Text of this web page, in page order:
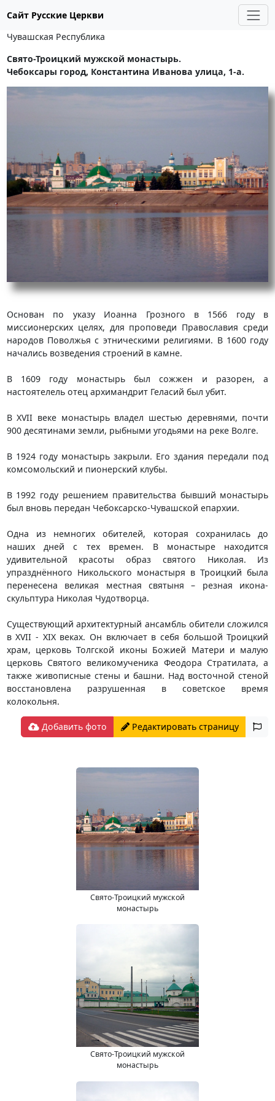
Сайт Русские Церкви
Чувашская Республика
Свято-Троицкий мужской монастырь.
Чебоксары город, Константина Иванова улица, 1-а.
Основан по указу Иоанна Грозного в 1566 году в
миссионерских целях, для проповеди Православия среди
народов Поволжья с этническими религиями. В 1600 году
начались возведения строений в камне.
В 1609 году монастырь был сожжен и разорен, а
настоятелель отец архимандрит Геласий был убит.
В XVII веке монастырь владел шестью деревнями, почти
900 десятинами земли, рыбными угодьями на реке Волге.
В 1924 году монастырь закрыли. Его здания передали под
комсомольский и пионерский клубы.
В 1992 году решением правительства бывший монастырь
был вновь передан Чебоксарско-Чувашской епархии.
Одна из немногих обителей, которая сохранилась до
наших дней с тех времен. В монастыре находится
удивительной красоты образ святого Николая. Из
упразднённого Никольского монастыря в Троицкий была
перенесена великая местная святыня – резная икона-
скульптура Николая Чудотворца.
Существующий архитектурный ансамбль обители сложился
в XVII - XIX веках. Он включает в себя большой Троицкий
храм, церковь Толгской иконы Божией Матери и малую
церковь Святого великомученика Феодора Стратилата, а
также живописные стены и башни. Над восточной стеной
восстановлена разрушенная в советское время
колокольня.
Добавить фото Редактировать страницу
Свято-Троицкий мужской
монастырь
Свято-Троицкий мужской
монастырь